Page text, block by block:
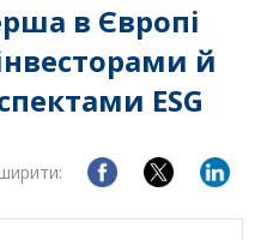
в Європі
й
ESG